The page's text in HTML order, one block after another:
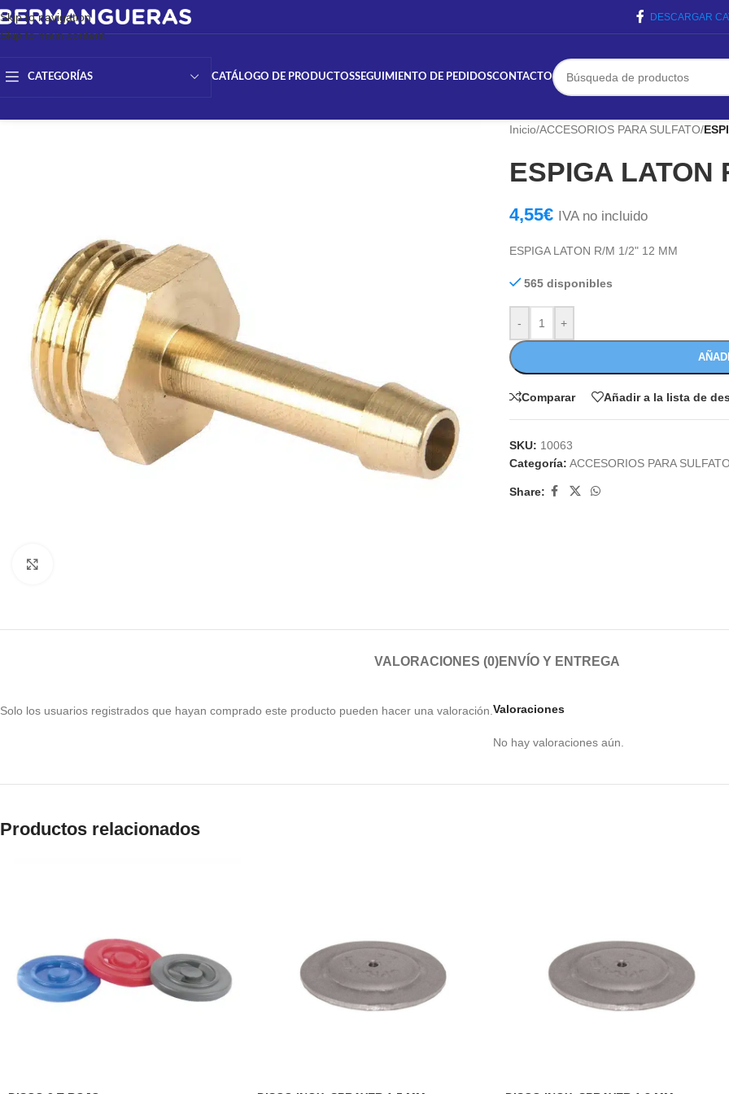
Skip to navigation
Skip to main content
DESCARGAR
CATEGORÍAS CATÁLOGO DE PRODUCTOSSEGUIMIENTO DE PEDIDOSCONTACTO
Inicio/ACCESORIOS PARA SULFATO/
ESPIGA LATON
4,55€ IVA no incluido
ESPIGA LATON R/M 1/2" 12 MM
565 disponibles
- +
Comparar Añadir a la lista de
SKU: 10063
Categoría: ACCESORIOS PARA
Share:
VALORACIONES (0)ENVÍO Y ENTREGA
Valoraciones
No hay valoraciones aún.
Solo los usuarios registrados que hayan comprado este producto pueden hacer una valoración.
Productos relacionados